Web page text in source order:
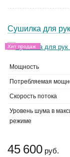
Сушилка для
Хит продаж
Мощность
Потребляемая
Скорость потока
Уровень шума в
режиме
45 600 руб.